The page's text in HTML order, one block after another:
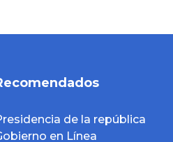
de la república
en Línea